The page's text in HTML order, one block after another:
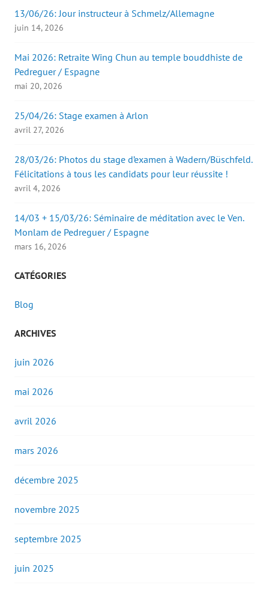
13/06/26: Jour instructeur à Schmelz/Allemagne
juin 14, 2026
Mai 2026: Retraite Wing Chun au temple bouddhiste de
Pedreguer / Espagne
mai 20, 2026
25/04/26: Stage examen à Arlon
avril 27, 2026
28/03/26: Photos du stage d’examen à Wadern/Büschfeld.
Félicitations à tous les candidats pour leur réussite !
avril 4, 2026
14/03 + 15/03/26: Séminaire de méditation avec le Ven.
Monlam de Pedreguer / Espagne
mars 16, 2026
CATÉGORIES
Blog
ARCHIVES
juin 2026
mai 2026
avril 2026
mars 2026
décembre 2025
novembre 2025
septembre 2025
juin 2025